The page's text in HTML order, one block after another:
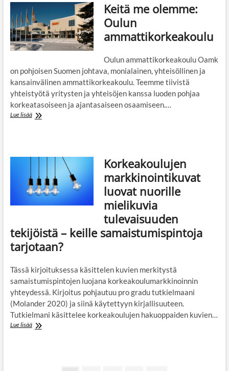
HAMK
Keitä me olemme:
Oulun
ammattikorkeakoulu
Oulun ammattikorkeakoulu Oamk
on pohjoisen Suomen johtava, monialainen, yhteisöllinen ja
kansainvälinen ammattikorkeakoulu. Teemme tiivistä
yhteistyötä yritysten ja yhteisöjen kanssa luoden pohjaa
korkeatasoiseen ja ajantasaiseen osaamiseen.…
Lue lisääKeitä
Korkeakoulujen
markkinointikuvat
luovat nuorille
mielikuvia
tulevaisuuden
tekijöistä – keille samaistumispintoja
tarjotaan?
Tässä kirjoituksessa käsittelen kuvien merkitystä
samaistumispintojen luojana korkeakoulumarkkinoinnin
yhteydessä. Kirjoitus pohjautuu pro gradu tutkielmaani
(Molander 2020) ja siinä käytettyyn kirjallisuuteen.
Tutkielmani käsittelee korkeakoulujen hakuoppaiden kuvien…
Lue lisääKorkeakoulujen